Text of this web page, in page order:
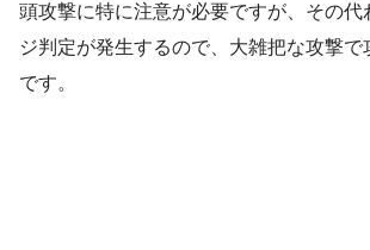
頭攻撃に特に注意が必要ですが、その代
ジ判定が発生するので、大雑把な攻撃
です。